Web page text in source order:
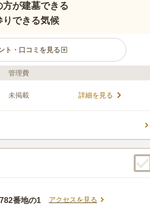
が建墓できる
りできる気候
ト・口コミを見る
入り口には、墓地名が書かれた看板がある
せん。 墓地は使用権者おひとりにつき1区画
場合は2区画まで使用可能です。 町内には
や、新鮮野菜の直売所が併設された温泉施設
みるのも良いでしょう。
管理費
未掲載 詳細を見る
番地の1
アクセスを見る